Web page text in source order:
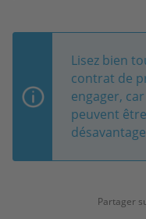
Lisez bien
contrat de
engager,
peuvent
Partager